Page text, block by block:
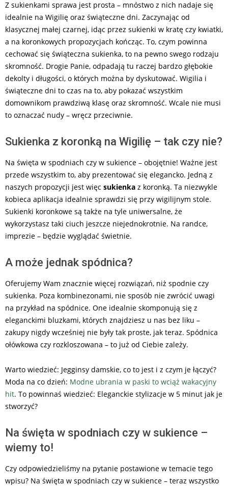
Z sukienkami sprawa jest prosta – mnóstwo z nich nadaje się
idealnie na Wigilię oraz świąteczne dni. Zaczynając od
klasycznej małej czarnej, idąc przez sukienki w kratę czy kwiatki,
a na koronkowych propozycjach kończąc. To, czym powinna
cechować się świąteczna sukienka, to na pewno swego rodzaju
skromność. Drogie Panie, odpadają tu raczej bardzo głębokie
dekolty i długości, o których można by dyskutować. Wigilia i
świąteczne dni to czas na to, aby pokazać wszystkim
domownikom prawdziwą klasę oraz skromność. Wcale nie musi
to oznaczać nudy – wręcz przeciwnie.
Sukienka z koronką na Wigilię – tak czy nie?
Na święta w spodniach czy w sukience – obojętnie! Ważne jest
przede wszystkim to, aby prezentować się elegancko. Jedną z
naszych propozycji jest więc sukienka z koronką. Ta niezwykle
kobieca aplikacja idealnie sprawdzi się przy wigilijnym stole.
Sukienki koronkowe są także na tyle uniwersalne, że
wykorzystasz taki ciuch jeszcze niejednokrotnie. Na randce,
imprezie – będzie wyglądać świetnie.
A może jednak spódnica?
Oferujemy Wam znacznie więcej rozwiązań, niż spodnie czy
sukienka. Poza kombinezonami, nie sposób nie zwrócić uwagi
na przykład na spódnice. One idealnie skomponują się z
eleganckimi bluzkami, których znajdziesz u nas bez liku –
zakupy nigdy wcześniej nie były tak proste, jak teraz. Spódnica
ołówkowa czy rozkloszowana – to już od Ciebie zależy.
Warto wiedzieć: Jegginsy damskie, co to jest i z czym je łączyć?
Moda na co dzień: Modne ubrania w paski to wciąż wakacyjny
hit. To powinnaś wiedzieć: Eleganckie stylizacje w 5 minut jak je
stworzyć?
Na święta w spodniach czy w sukience –
wiemy to!
Czy odpowiedzieliśmy na pytanie postawione w temacie tego
wpisu? Na święta w spodniach czy w sukience – teraz wszystko